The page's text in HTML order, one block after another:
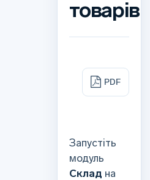
товарів
PDF
Запустіть
модуль
Склад на